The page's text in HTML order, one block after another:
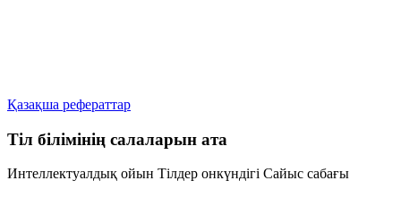
Қазақша рефераттар
Тіл білімінің салаларын ата
Интеллектуалдық ойын Тілдер онкүндігі Сайыс сабағы